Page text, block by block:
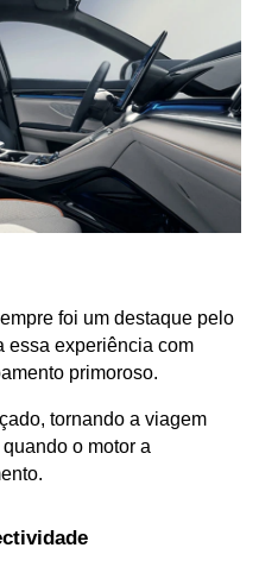
foi um destaque pelo
essa experiência com
primoroso.
tornando a viagem
o motor a